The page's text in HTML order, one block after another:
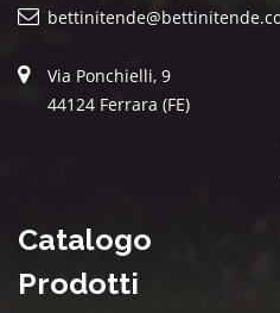
Via Ponchielli, 9
44124 Ferrara (FE)
Catalogo
Prodotti